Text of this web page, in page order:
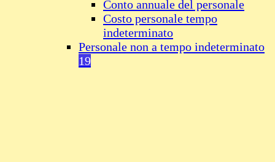
Conto annuale del personale
Costo personale tempo
indeterminato
Personale non a tempo indeterminato
19